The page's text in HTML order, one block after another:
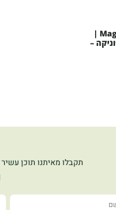
תוסף ‘לוויתן’ – Magical Whale |
–
תקבלו מאיתנו תוכן